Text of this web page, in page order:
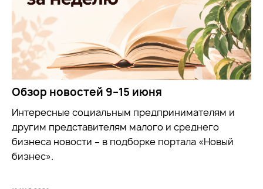
Обзор новостей 9–15 июня
Интересные социальным предпринимателям и
другим представителям малого и среднего
бизнеса новости – в подборке портала «Новый
бизнес».